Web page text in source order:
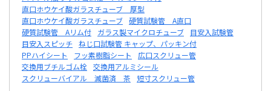
直口ホウケイ酸ガラスチューブ 厚型
直口ホウケイ酸ガラスチューブ 硬質試験管 A直口
硬質試験管 Aリム付
ガラス製マイクロチューブ
目安入試験管
目安入スピッチ ねじ口試験管 キャップ、パッキン付
PPハイシート
フッ素樹脂シート
広口スクリュー管
交換用ブチルゴム栓 交換用アルミシール
スクリューバイアル 滅菌済 茶
短寸スクリュー管